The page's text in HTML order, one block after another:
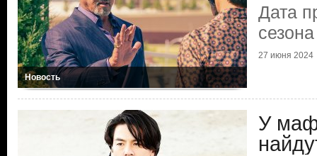
Новость
Дата
27 июня 2024
У